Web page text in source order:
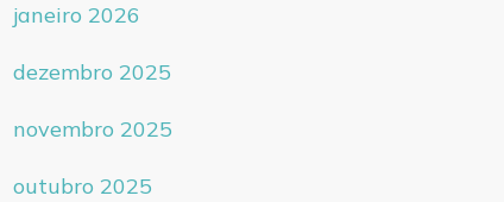
janeiro 2026
dezembro 2025
novembro 2025
outubro 2025